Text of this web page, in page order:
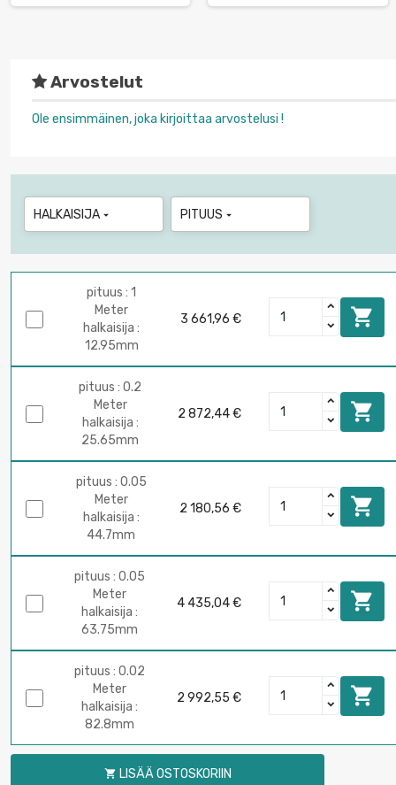
Arvostelut
Ole ensimmäinen, joka kirjoittaa arvostelusi !
HALKAISIJA  PITUUS 
pituus : 1
Meter
halkaisija :
12.95mm
3 661,96 € 
pituus : 0.2
Meter
halkaisija :
25.65mm
2 872,44 € 
pituus : 0.05
Meter
halkaisija :
44.7mm
2 180,56 € 
pituus : 0.05
Meter
halkaisija :
63.75mm
4 435,04 € 
pituus : 0.02
Meter
halkaisija :
82.8mm
2 992,55 € 
 LISÄÄ OSTOSKORIIN